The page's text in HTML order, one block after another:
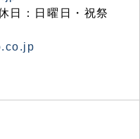
日：日曜日・祝祭